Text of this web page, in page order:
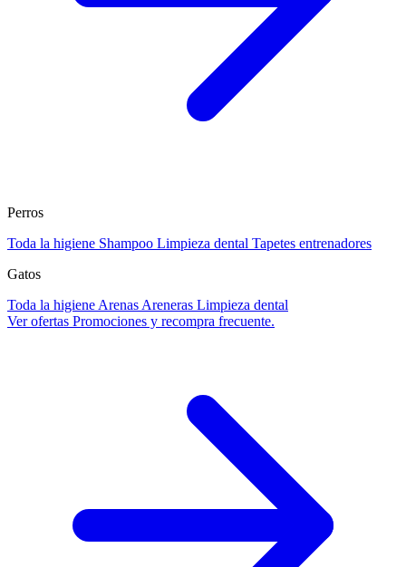
Perros
Toda la higiene Shampoo Limpieza dental Tapetes entrenadores
Gatos
Toda la higiene Arenas Areneras Limpieza dental
Ver ofertas Promociones y recompra frecuente.